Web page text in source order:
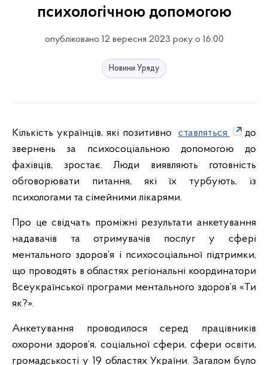
психологічною допомогою
опубліковано 12 вересня 2023 року о 16:00
Новини Уряду
Кількість українців, які позитивно ставляться
до
звернень за психосоціальною допомогою до
фахівців, зростає. Люди виявляють готовність
обговорювати питання, які їх турбують, із
психологами та сімейними лікарями.
Про це свідчать проміжні результати анкетування
надавачів та отримувачів послуг у сфері
ментального здоров’я і психосоціальної підтримки,
що проводять в областях регіональні координатори
Всеукраїнської програми ментального здоров’я «Ти
як?».
Анкетування проводилося серед працівників
охорони здоров’я, соціальної сфери, сфери освіти,
громадськості у 19 областях України. Загалом було